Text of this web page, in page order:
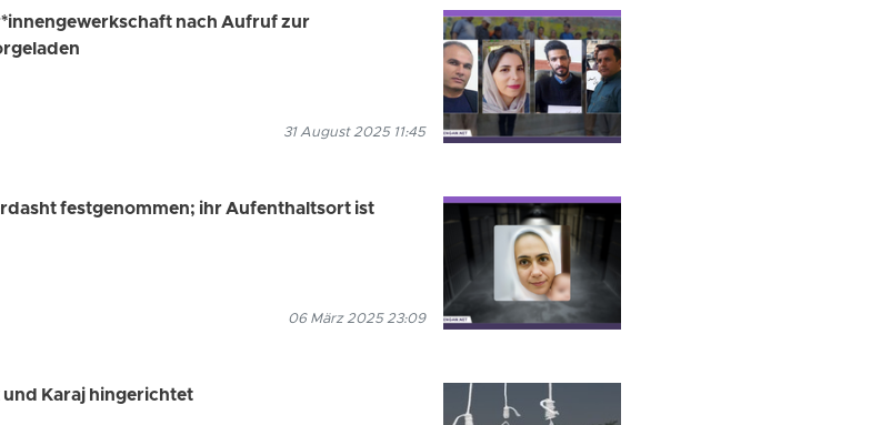
nach Aufruf zur
31 August 2025 11:45
festgenommen; ihr Aufenthaltsort ist
06 März 2025 23:09
und Karaj hingerichtet